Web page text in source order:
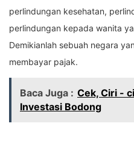
perlindungan kesehatan,
perlindungan kepada wanita
Demikianlah sebuah negara
membayar pajak.
Baca Juga : Cek, Ciri -
Investasi Bodong